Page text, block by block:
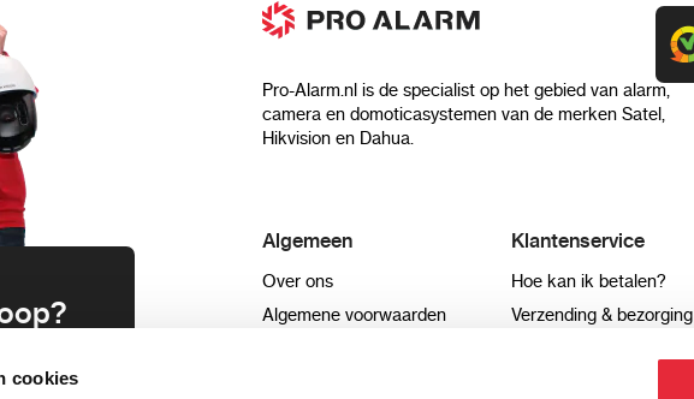
cookies
en
Pro-Alarm.nl is de specialist op het gebied van alarm,
camera en domoticasystemen van de merken Satel,
Hikvision en Dahua.
Algemeen
Over ons
Algemene voorwaarden
Klantenservice
Hoe kan ik betalen?
Verzending & bezorging